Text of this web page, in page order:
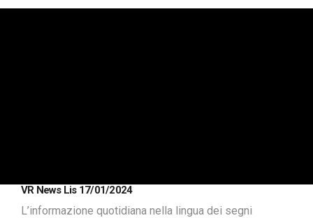
VR News Lis 17/01/2024
L’informazione quotidiana nella lingua dei segni